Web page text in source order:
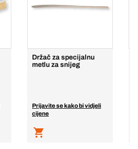
Držač za specijalnu
metlu za snijeg
Prijavite se kako bi vidjeli
cijene